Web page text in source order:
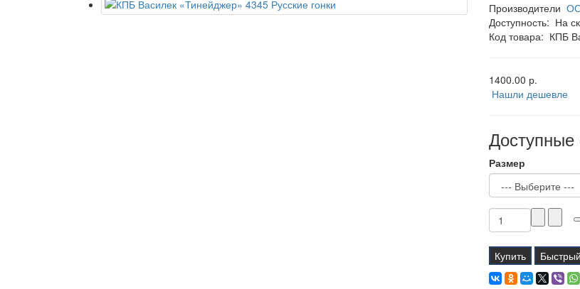
Производители
Доступность: На
Код товара: КПБ
1400.00 р.
Нашли дешевле
Доступные
Размер
Купить